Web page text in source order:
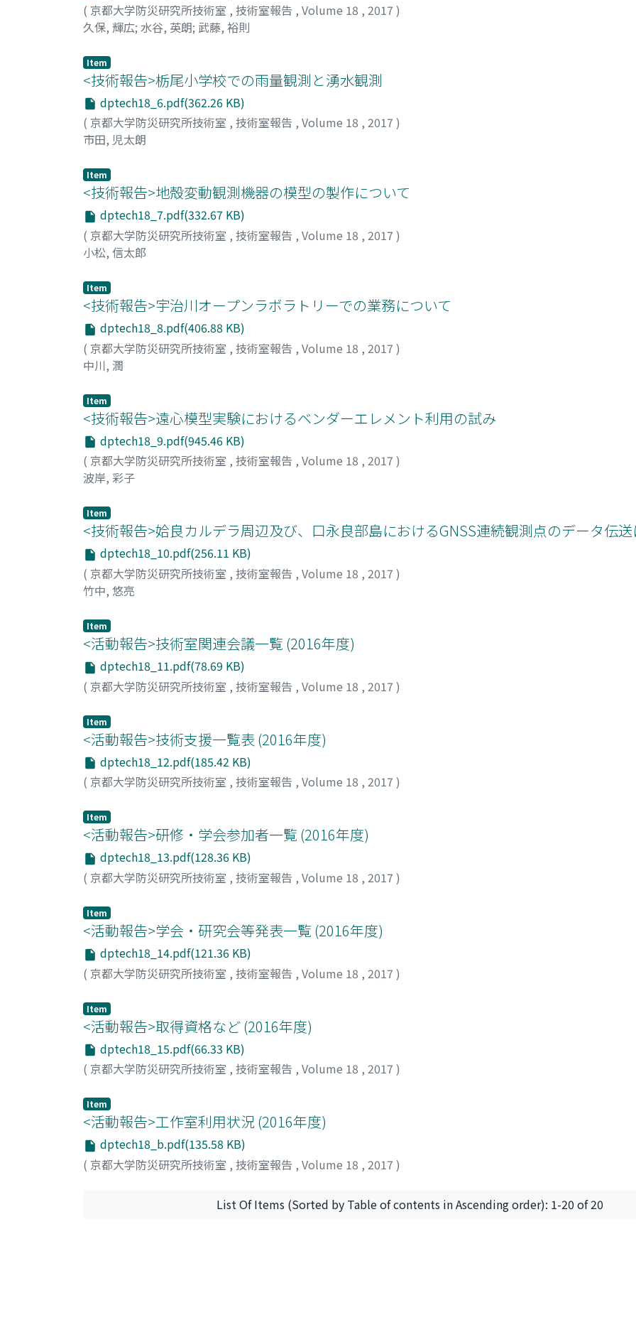
( 京都大学防災研究所技術室 , 技術室報告 , Volume 18 , 2017 )
久保, 輝広; 水谷, 英朗; 武藤, 裕則
Item
<技術報告>栃尾小学校での雨量観測と湧水観測
dptech18_6.pdf(362.26 KB)
( 京都大学防災研究所技術室 , 技術室報告 , Volume 18 , 2017 )
市田, 児太朗
Item
<技術報告>地殻変動観測機器の模型の製作について
dptech18_7.pdf(332.67 KB)
( 京都大学防災研究所技術室 , 技術室報告 , Volume 18 , 2017 )
小松, 信太郎
Item
<技術報告>宇治川オープンラボラトリーでの業務について
dptech18_8.pdf(406.88 KB)
( 京都大学防災研究所技術室 , 技術室報告 , Volume 18 , 2017 )
中川, 潤
Item
<技術報告>遠心模型実験におけるベンダーエレメント利用の試み
dptech18_9.pdf(945.46 KB)
( 京都大学防災研究所技術室 , 技術室報告 , Volume 18 , 2017 )
波岸, 彩子
Item
<技術報告>姶良カルデラ周辺及び、口永良部島におけるGNSS連続観測点のデータ伝
dptech18_10.pdf(256.11 KB)
( 京都大学防災研究所技術室 , 技術室報告 , Volume 18 , 2017 )
竹中, 悠亮
Item
<活動報告>技術室関連会議一覧 (2016年度)
dptech18_11.pdf(78.69 KB)
( 京都大学防災研究所技術室 , 技術室報告 , Volume 18 , 2017 )
Item
<活動報告>技術支援一覧表 (2016年度)
dptech18_12.pdf(185.42 KB)
( 京都大学防災研究所技術室 , 技術室報告 , Volume 18 , 2017 )
Item
<活動報告>研修・学会参加者一覧 (2016年度)
dptech18_13.pdf(128.36 KB)
( 京都大学防災研究所技術室 , 技術室報告 , Volume 18 , 2017 )
Item
<活動報告>学会・研究会等発表一覧 (2016年度)
dptech18_14.pdf(121.36 KB)
( 京都大学防災研究所技術室 , 技術室報告 , Volume 18 , 2017 )
Item
<活動報告>取得資格など (2016年度)
dptech18_15.pdf(66.33 KB)
( 京都大学防災研究所技術室 , 技術室報告 , Volume 18 , 2017 )
Item
<活動報告>工作室利用状況 (2016年度)
dptech18_b.pdf(135.58 KB)
( 京都大学防災研究所技術室 , 技術室報告 , Volume 18 , 2017 )
List Of Items (Sorted by Table of contents in Ascending order): 1-20 of 20